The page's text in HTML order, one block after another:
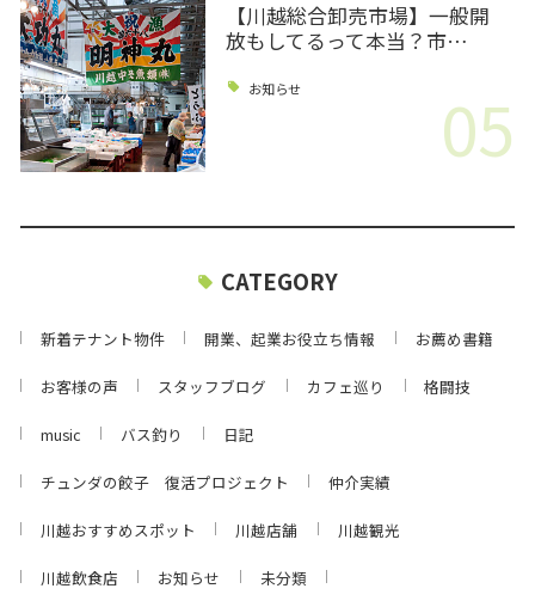
【川越総合卸売市場】一般開
放もしてるって本当？市…
お知らせ 05
CATEGORY
新着テナント物件 開業、起業お役立ち情報 お薦め書籍
お客様の声 スタッフブログ カフェ巡り 格闘技
music バス釣り 日記
チュンダの餃子 復活プロジェクト 仲介実績
川越おすすめスポット 川越店舗 川越観光
川越飲食店 お知らせ 未分類